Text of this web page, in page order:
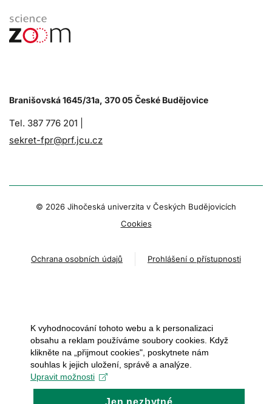
Branišovská 1645/31a, 370 05 České Budějovice
Tel. 387 776 201 |
sekret-fpr@prf.jcu.cz
© 2026 Jihočeská univerzita v Českých Budějovicích
Cookies
Ochrana osobních údajů Prohlášení o přístupnosti
K vyhodnocování tohoto webu a k personalizaci
obsahu a reklam používáme soubory cookies. Když
klikněte na „přijmout cookies", poskytnete nám
souhlas k jejich uložení, správě a analýze.
Upravit možnosti
Jen nezbytné